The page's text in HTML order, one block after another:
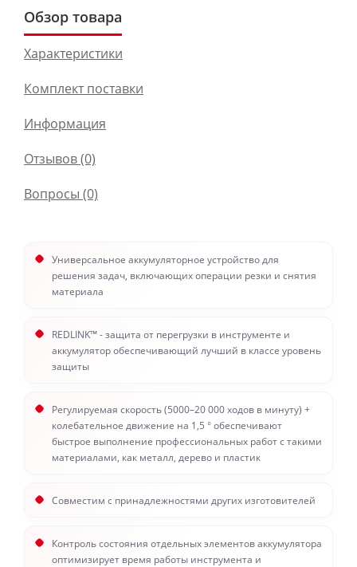
Обзор товара
Характеристики
Комплект поставки
Информация
Отзывов (0)
Вопросы (0)
Универсальное аккумуляторное устройство для
решения задач, включающих операции резки и снятия
материала
REDLINK™ - защита от перегрузки в инструменте и
аккумулятор обеспечивающий лучший в классе уровень
защиты
Регулируемая скорость (5000–20 000 ходов в минуту) +
колебательное движение на 1,5 ° обеспечивают
быстрое выполнение профессиональных работ с такими
материалами, как металл, дерево и пластик
Совместим с принадлежностями других изготовителей
Контроль состояния отдельных элементов аккумулятора
оптимизирует время работы инструмента и